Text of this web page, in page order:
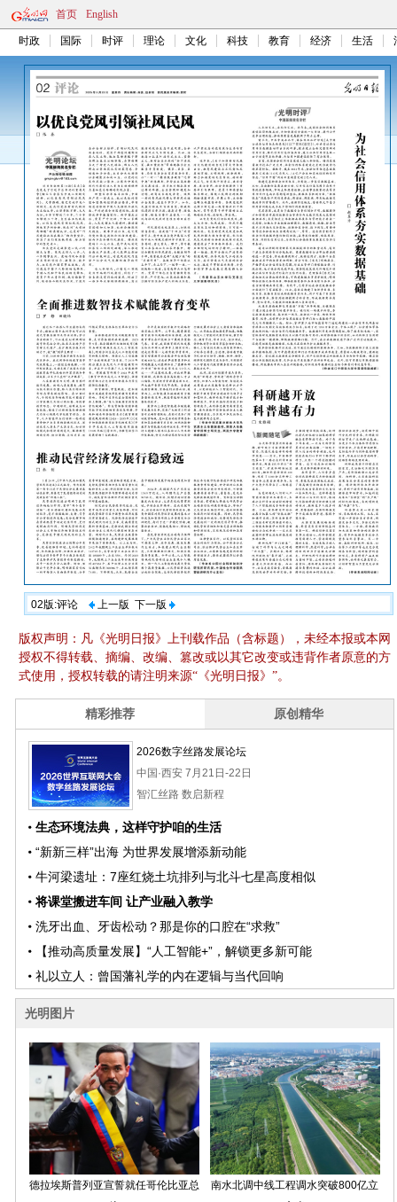
首页 English
时政 国际 时评 理论 文化 科技 教育 经济 生活
02版:评论 上一版 下一版
版权声明：凡《光明日报》上刊载作品（含标题），未经本报或本网
授权不得转载、摘编、改编、篡改或以其它改变或违背作者原意的方
式使用，授权转载的请注明来源“《光明日报》”。